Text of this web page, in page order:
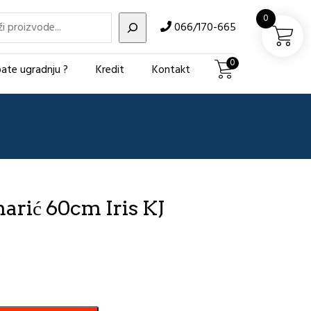
066/170-665
ugradnju ? Kredit Kontakt 0
60cm Iris KJ
0